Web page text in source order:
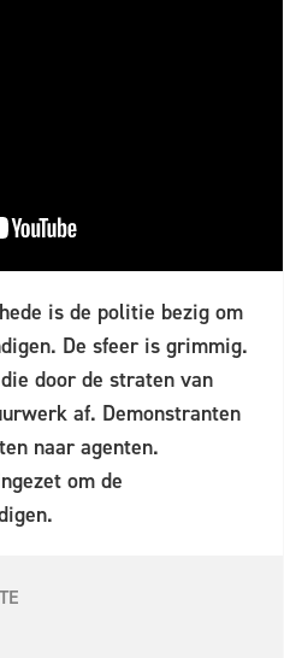
is de politie bezig om
De sfeer is grimmig.
door de straten van
af. Demonstranten
naar agenten.
om de